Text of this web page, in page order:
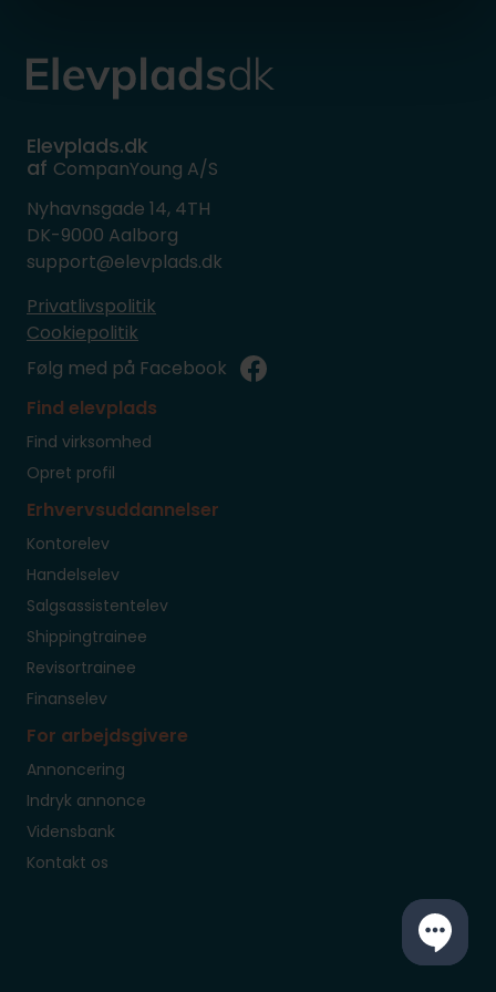
Elevplads.dk
af CompanYoung A/S
Nyhavnsgade 14, 4TH
DK-9000 Aalborg
support@elevplads.dk
Privatlivspolitik
Cookiepolitik
Følg med på Facebook
Find elevplads
Find virksomhed
Opret profil
Erhvervsuddannelser
Kontorelev
Handelselev
Salgsassistentelev
Shippingtrainee
Revisortrainee
Finanselev
For arbejdsgivere
Annoncering
Indryk annonce
Vidensbank
Kontakt os